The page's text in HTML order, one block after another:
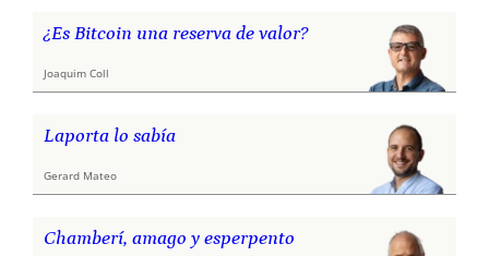
¿Es Bitcoin una reserva de valor?
Joaquim Coll
Laporta lo sabía
Gerard Mateo
Chamberí, amago y esperpento